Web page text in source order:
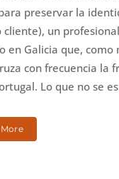
preservar la
cliente), un
en Galicia que, como
con frecuencia la
Lo que no se